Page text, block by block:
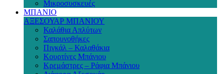
Μικροσυσκευές
ΜΠΑΝΙΟ
ΑΞΕΣΟΥΑΡ ΜΠΑΝΙΟΥ
Καλάθια Απλύτων
Σαπουνοθήκες
Πιγκάλ – Καλαθάκια
Κουρτίνες Μπάνιου
Κρεμάστρες – Ράφια Μπάνιου